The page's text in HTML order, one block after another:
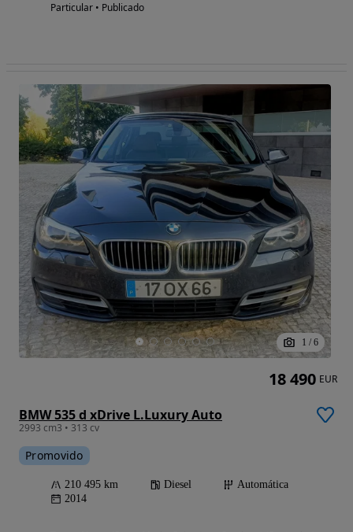
Particular • Publicado
1 / 6
BMW 535 d xDrive L.Luxury Auto
2993 cm3 • 313 cv
Promovido
210 495 km Diesel
Automática
2014
18 490 EUR